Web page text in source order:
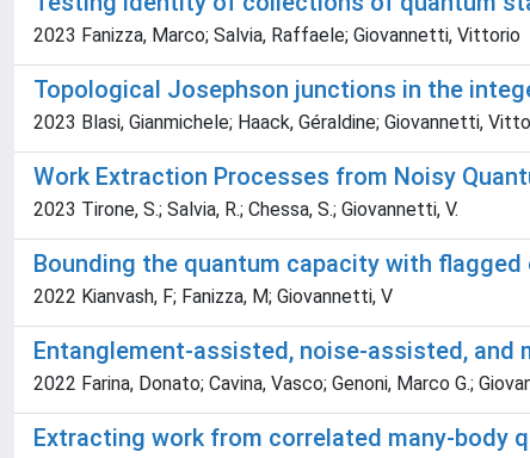
2023 Fanizza, Marco; Salvia, Raffaele; Giovannetti, Vittorio
Topological Josephson junctions in the
2023 Blasi, Gianmichele; Haack, Géraldine; Giovannetti,
Work Extraction Processes from Noisy
2023 Tirone, S.; Salvia, R.; Chessa, S.; Giovannetti, V.
Bounding the quantum capacity with flagged
2022 Kianvash, F; Fanizza, M; Giovannetti, V
Entanglement-assisted, noise-assisted,
2022 Farina, Donato; Cavina, Vasco; Genoni, Marco G.;
Extracting work from correlated many-body